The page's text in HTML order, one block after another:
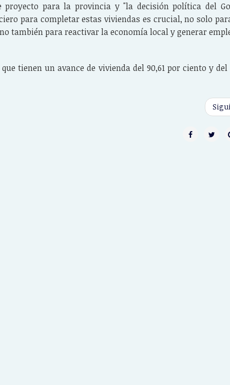
para la provincia y "la decisión política del
para completar estas viviendas es crucial, no solo
también para reactivar la economía local y generar
tienen un avance de vivienda del 90,61 por ciento y del